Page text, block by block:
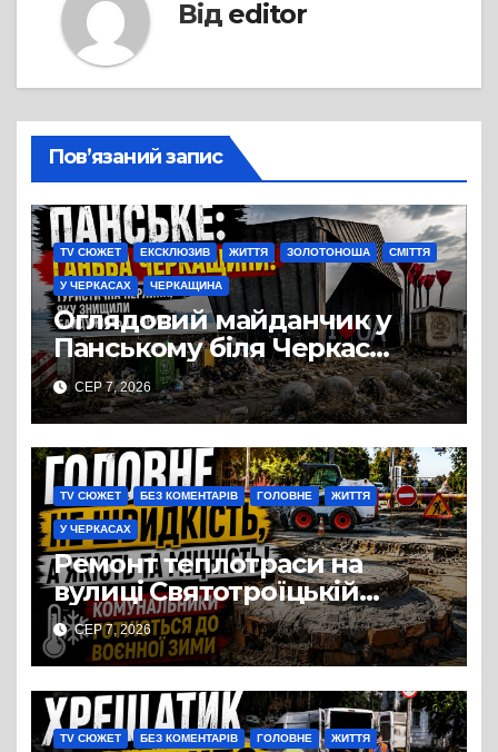
Від editor
Пов’язаний запис
TV СЮЖЕТ ЕКСКЛЮЗИВ ЖИТТЯ ЗОЛОТОНОША СМІТТЯ
У ЧЕРКАСАХ ЧЕРКАЩИНА
Оглядовий майданчик у
Панському біля Черкас
перетворився на занедбане
сміттєзвалище
СЕР 7, 2026
TV СЮЖЕТ БЕЗ КОМЕНТАРІВ ГОЛОВНЕ ЖИТТЯ
У ЧЕРКАСАХ
Ремонт теплотраси на
вулиці Святотроїцькій
затягнувся порівняно із
запланованими термінами.
Вулицю досі не відкрили
для руху
СЕР 7, 2026
TV СЮЖЕТ БЕЗ КОМЕНТАРІВ ГОЛОВНЕ ЖИТТЯ